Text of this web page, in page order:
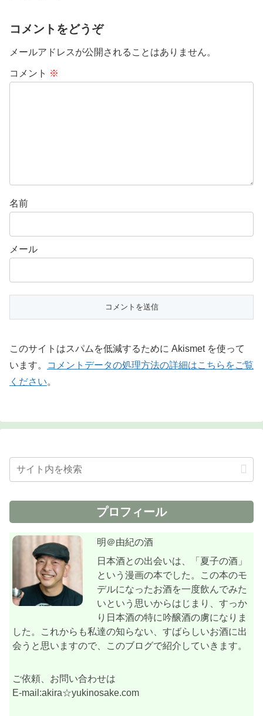
コメントをどうぞ
メールアドレスが公開されることはありません。
コメント ※
名前
メール
このサイトはスパムを低減するために Akismet を使って
います。
コメントデータの処理方法の詳細はこちらをご覧
ください。
プロフィール
明＠由紀の酒
日本酒との出会いは、「夏子の酒」
という漫画の本でした。この本のモ
デルになったお酒を一度飲んでみた
いという思いからはじまり、すっか
り日本酒の特に吟醸酒の虜になりま
した。これからも私達の知らない、すばらしいお酒に出
会うと思いますので、このブログで紹介していきます。
ご依頼、お問い合わせは
E-mail:akira☆yukinosake.com